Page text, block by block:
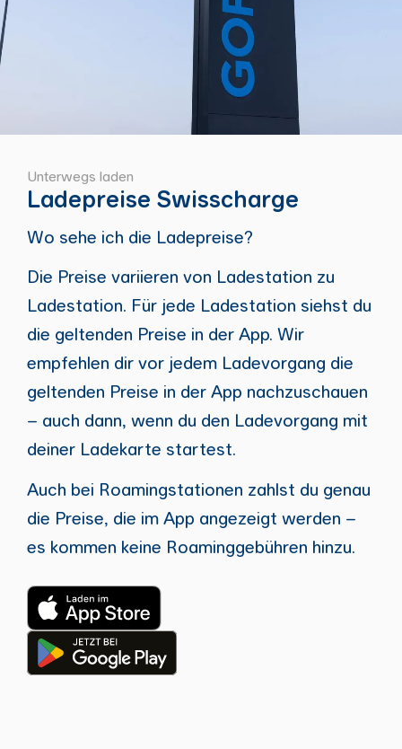
Unterwegs laden
Ladepreise Swisscharge
Wo sehe ich die Ladepreise?
Die Preise variieren von Ladestation zu
Ladestation. Für jede Ladestation siehst du
die geltenden Preise in der App. Wir
empfehlen dir vor jedem Ladevorgang die
geltenden Preise in der App nachzuschauen
– auch dann, wenn du den Ladevorgang mit
deiner Ladekarte startest.
Auch bei Roamingstationen zahlst du genau
die Preise, die im App angezeigt werden –
es kommen keine Roaminggebühren hinzu.